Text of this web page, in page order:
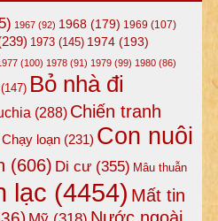
1967(92) 1968(179) 1969 (107)
1973(145) 1974(193)
(100) 1978(91) 1979(99) 1980(86)
(147) Bỏ nhà đi
(288) Chiến tranh
Chạy loạn(231) Con nuôi
(606) Di cư(355) Mâu thuẫn
lạc (4454) Mất tin